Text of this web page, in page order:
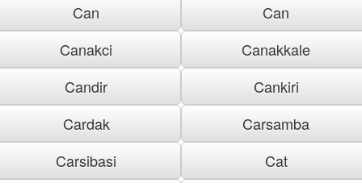
Can
Can
Canakci
Canakkale
Candir
Cankiri
Cardak
Carsamba
Carsibasi
Cat